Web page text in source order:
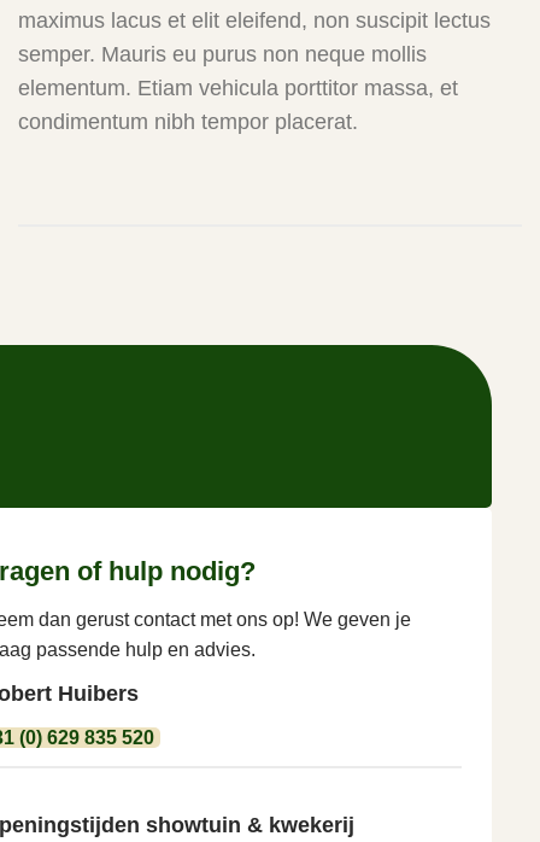
maximus lacus et elit eleifend, non suscipit lectus
semper. Mauris eu purus non neque mollis
elementum. Etiam vehicula porttitor massa, et
condimentum nibh tempor placerat.
of hulp nodig?
dan gerust contact met ons op! We geven je
passende hulp en advies.
Huibers
(0) 629 835 520
showtuin & kwekerij